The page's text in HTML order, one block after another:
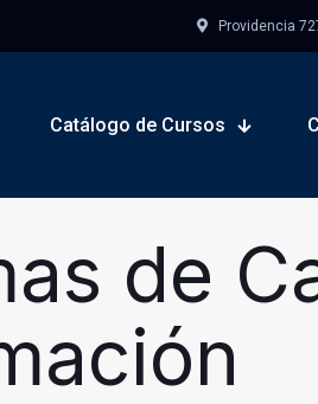
Providencia
Catálogo de Cursos
de